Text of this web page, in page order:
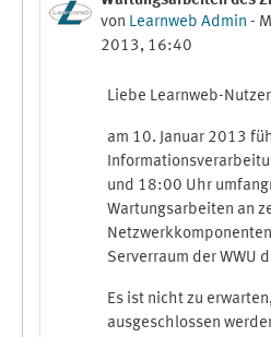
von Learnweb Admin -
2013, 16:40
Liebe Learnweb-
am 10. Januar 2013
und 18:00 Uhr
Wartungsarbeiten an
Serverraum der WWU
Es ist nicht zu
ausgeschlossen